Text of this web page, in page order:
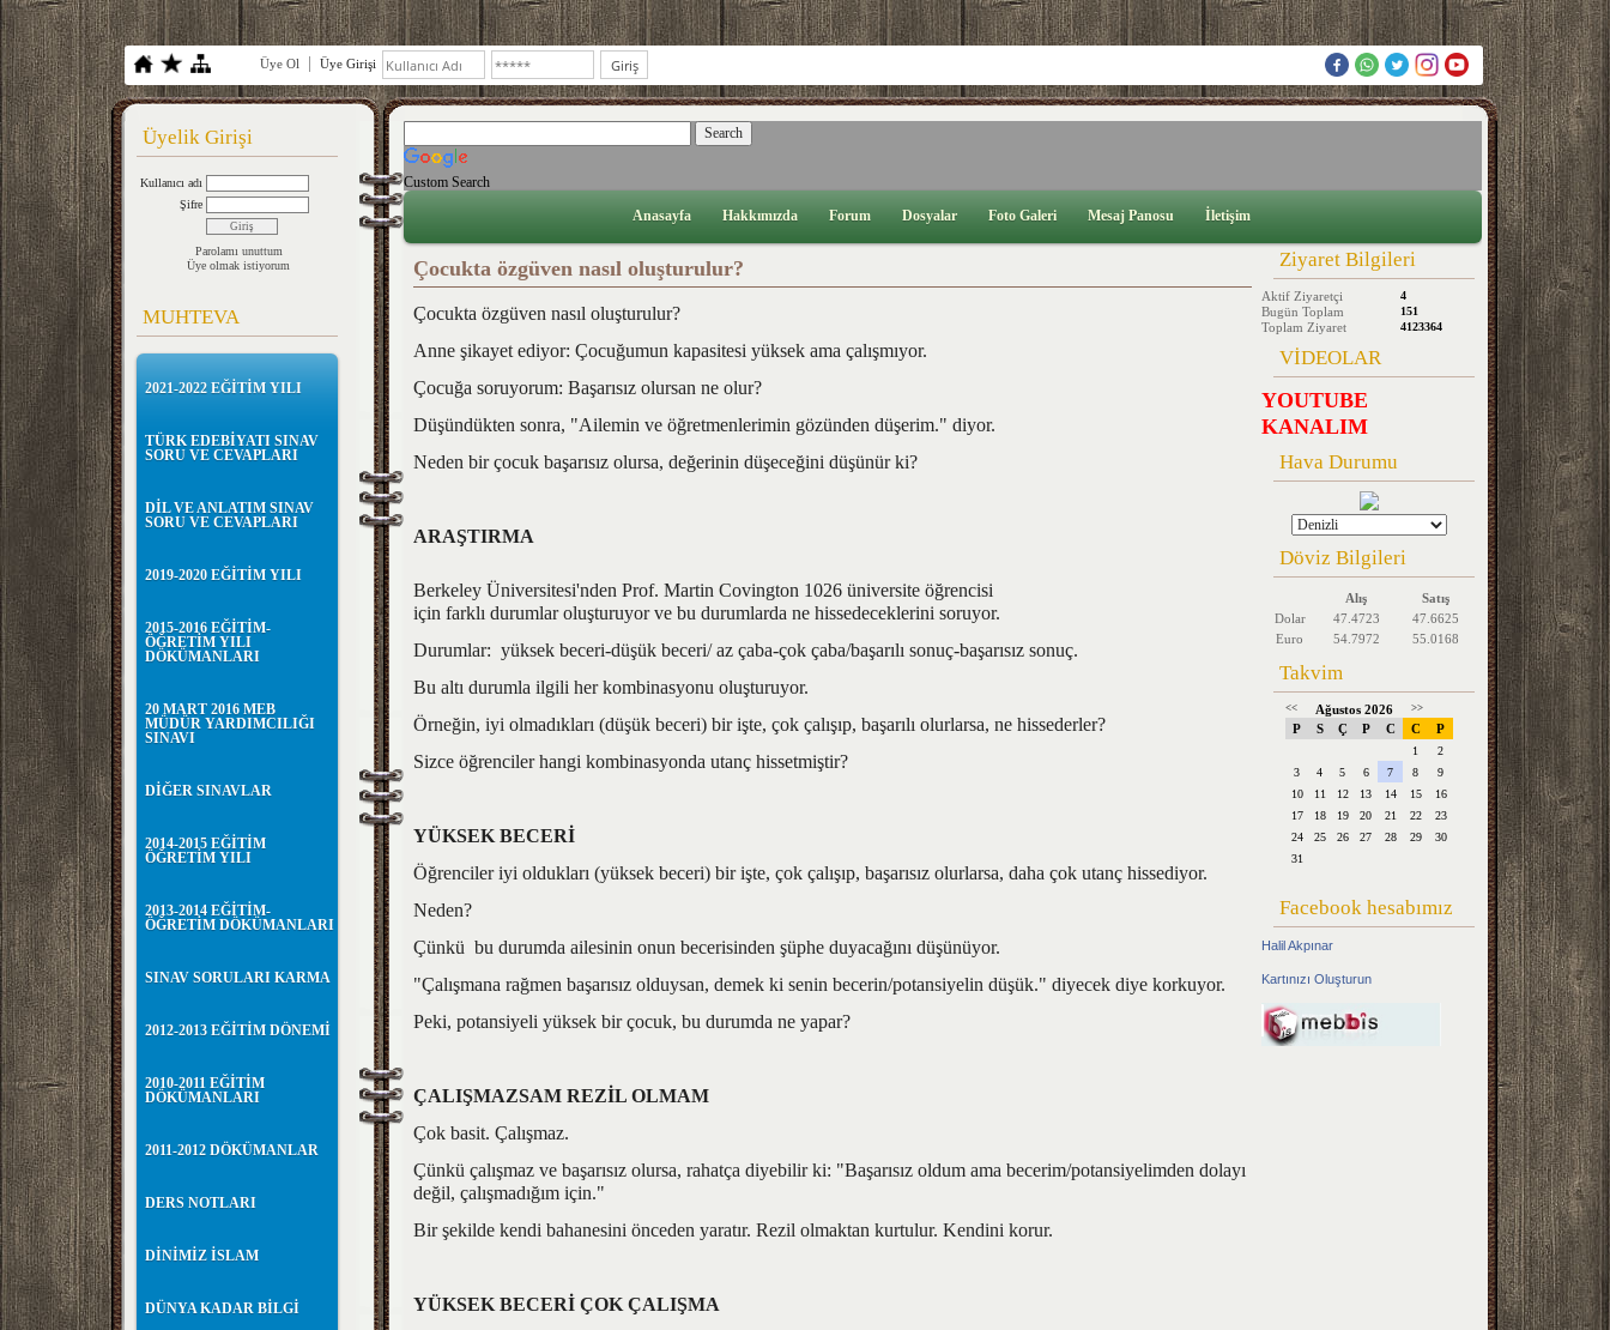
Üye Ol Üye Girişi
Üyelik Girişi
Kullanıcı adı
Şifre
Parolamı unuttum
Üye olmak istiyorum
MUHTEVA
2021-2022 EĞİTİM YILI
TÜRK EDEBİYATI SINAV
SORU VE CEVAPLARI
DİL VE ANLATIM SINAV
SORU VE CEVAPLARI
2019-2020 EĞİTİM YILI
2015-2016 EĞİTİM-
ÖĞRETİM YILI
DÖKÜMANLARI
20 MART 2016 MEB
MÜDÜR YARDIMCILIĞI
SINAVI
DİĞER SINAVLAR
2014-2015 EĞİTİM
ÖĞRETİM YILI
2013-2014 EĞİTİM-
ÖĞRETİM DÖKÜMANLARI
SINAV SORULARI KARMA
2012-2013 EĞİTİM DÖNEMİ
2010-2011 EĞİTİM
DÖKÜMANLARI
2011-2012 DÖKÜMANLAR
DERS NOTLARI
DİNİMİZ İSLAM
DÜNYA KADAR BİLGİ
Custom Search
Anasayfa
Hakkımızda Forum Dosyalar Foto Galeri Mesaj Panosu İletişim
Çocukta özgüven nasıl oluşturulur?
Çocukta özgüven nasıl oluşturulur?
Anne şikayet ediyor: Çocuğumun kapasitesi yüksek ama çalışmıyor.
Çocuğa soruyorum: Başarısız olursan ne olur?
Düşündükten sonra, "Ailemin ve öğretmenlerimin gözünden düşerim." diyor.
Neden bir çocuk başarısız olursa, değerinin düşeceğini düşünür ki?
ARAŞTIRMA
Berkeley Üniversitesi'nden Prof. Martin Covington 1026 üniversite öğrencisi
için farklı durumlar oluşturuyor ve bu durumlarda ne hissedeceklerini soruyor.
Durumlar: yüksek beceri-düşük beceri/ az çaba-çok çaba/başarılı sonuç-başarısız sonuç.
Bu altı durumla ilgili her kombinasyonu oluşturuyor.
Örneğin, iyi olmadıkları (düşük beceri) bir işte, çok çalışıp, başarılı olurlarsa, ne hissederler?
Sizce öğrenciler hangi kombinasyonda utanç hissetmiştir?
YÜKSEK BECERİ
Öğrenciler iyi oldukları (yüksek beceri) bir işte, çok çalışıp, başarısız olurlarsa, daha çok utanç hissediyor.
Neden?
Çünkü bu durumda ailesinin onun becerisinden şüphe duyacağını düşünüyor.
"Çalışmana rağmen başarısız olduysan, demek ki senin becerin/potansiyelin düşük." diyecek diye korkuyor.
Peki, potansiyeli yüksek bir çocuk, bu durumda ne yapar?
ÇALIŞMAZSAM REZİL OLMAM
Çok basit. Çalışmaz.
Çünkü çalışmaz ve başarısız olursa, rahatça diyebilir ki: "Başarısız oldum ama becerim/potansiyelimden dolayı
değil, çalışmadığım için."
Bir şekilde kendi bahanesini önceden yaratır. Rezil olmaktan kurtulur. Kendini korur.
YÜKSEK BECERİ ÇOK ÇALIŞMA
Ziyaret Bilgileri
Aktif Ziyaretçi 4
Bugün Toplam 151
Toplam Ziyaret 4123364
VİDEOLAR
YOUTUBE
KANALIM
Hava Durumu
Döviz Bilgileri
Alış
Satış
Dolar
47.4723
47.6625
Euro
54.7972 55.0168
Takvim
<< Ağustos 2026 >>
P S Ç P C C P
1
2
3
4 5 6 7 8
9
10
11 12 13 14 15
16
17
18 19 20 21 22
23
24
25 26 27 28 29
30
31
Facebook hesabımız
Halil Akpınar
Kartınızı Oluşturun